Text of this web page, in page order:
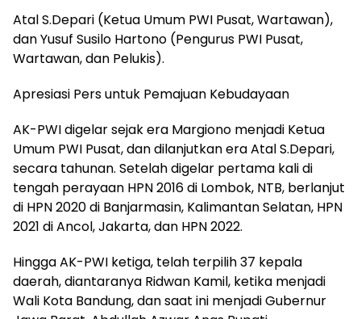
Atal S.Depari (Ketua Umum PWI Pusat, Wartawan),
dan Yusuf Susilo Hartono (Pengurus PWI Pusat,
Wartawan, dan Pelukis).
Apresiasi Pers untuk Pemajuan Kebudayaan
AK-PWI digelar sejak era Margiono menjadi Ketua
Umum PWI Pusat, dan dilanjutkan era Atal S.Depari,
secara tahunan. Setelah digelar pertama kali di
tengah perayaan HPN 2016 di Lombok, NTB, berlanjut
di HPN 2020 di Banjarmasin, Kalimantan Selatan, HPN
2021 di Ancol, Jakarta, dan HPN 2022.
Hingga AK-PWI ketiga, telah terpilih 37 kepala
daerah, diantaranya Ridwan Kamil, ketika menjadi
Wali Kota Bandung, dan saat ini menjadi Gubernur